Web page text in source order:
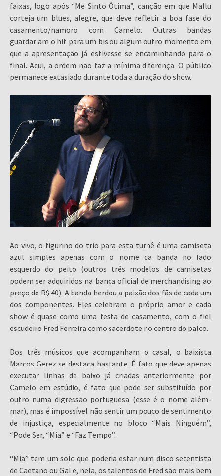
faixas, logo após “Me Sinto Ótima”, canção em que Mallu
corteja um blues, alegre, que deve refletir a boa fase do
casamento/namoro com Camelo. Outras bandas
guardariam o hit para um bis ou algum outro momento em
que a apresentação já estivesse se encaminhando para o
final. Aqui, a ordem não faz a mínima diferença. O público
permanece extasiado durante toda a duração do show.
Ao vivo, o figurino do trio para esta turnê é uma camiseta
azul simples apenas com o nome da banda no lado
esquerdo do peito (outros três modelos de camisetas
podem ser adquiridos na banca oficial de merchandising ao
preço de R$ 40). A banda herdou a paixão dos fãs de cada um
dos componentes. Eles celebram o próprio amor e cada
show é quase como uma festa de casamento, com o fiel
escudeiro Fred Ferreira como sacerdote no centro do palco.
Dos três músicos que acompanham o casal, o baixista
Marcos Gerez se destaca bastante. É fato que deve apenas
executar linhas de baixo já criadas anteriormente por
Camelo em estúdio, é fato que pode ser substituído por
outro numa digressão portuguesa (esse é o nome além-
mar), mas é impossível não sentir um pouco de sentimento
de injustiça, especialmente no bloco “Mais Ninguém”,
“Pode Ser, “Mia” e “Faz Tempo”.
“Mia” tem um solo que poderia estar num disco setentista
de Caetano ou Gal e, nela, os talentos de Fred são mais bem